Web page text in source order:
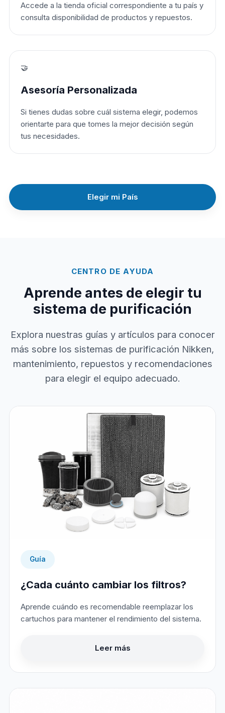
Accede a la tienda oficial correspondiente a tu país y
consulta disponibilidad de productos y repuestos.
🤝
Asesoría Personalizada
Si tienes dudas sobre cuál sistema elegir, podemos
orientarte para que tomes la mejor decisión según
tus necesidades.
Elegir mi País
CENTRO DE AYUDA
Aprende antes de elegir tu
sistema de purificación
Explora nuestras guías y artículos para conocer
más sobre los sistemas de purificación Nikken,
mantenimiento, repuestos y recomendaciones
para elegir el equipo adecuado.
Guía
¿Cada cuánto cambiar los filtros?
Aprende cuándo es recomendable reemplazar los
cartuchos para mantener el rendimiento del sistema.
Leer más